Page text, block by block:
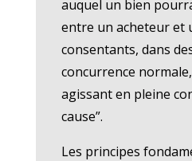
auquel un bien
entre un acheteur et
consentants, dans
concurrence
agissant en pleine
cause”.
Les principes